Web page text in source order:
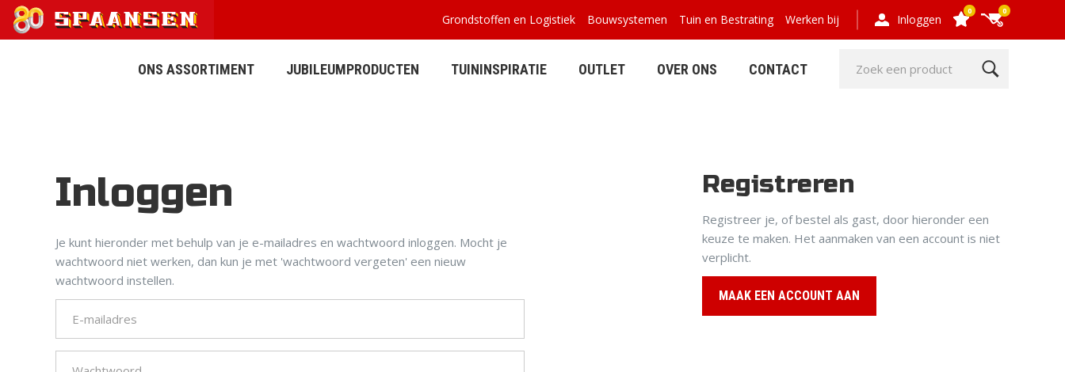
ONS ASSORTIMENT
AFWATERING
GRIND- EN
GRASPLATEN
HOUT,
OMHEINING
JUBILEUMPRODUCTEN TUININSPIRATIE OUTLET OVER ONS CONTACT
Grondstoffen en Logistiek Bouwsystemen Tuin en Bestrating Werken bij Inloggen
0 0
Inloggen
Je kunt hieronder met behulp van je e-mailadres en wachtwoord inloggen. Mocht je
wachtwoord niet werken, dan kun je met 'wachtwoord vergeten' een nieuw
wachtwoord instellen.
Registreren
Registreer je, of bestel als gast, door hieronder een
keuze te maken. Het aanmaken van een account is niet
verplicht.
MAAK EEN ACCOUNT AAN